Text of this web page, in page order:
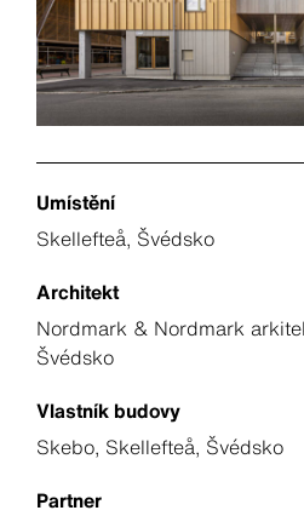
Umístění
Skellefteå, Švédsko
Architekt
Nordmark & Nordmark
Švédsko
Vlastník budovy
Skebo, Skellefteå, Švédsko
Partner